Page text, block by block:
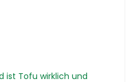
ist Tofu wirklich und